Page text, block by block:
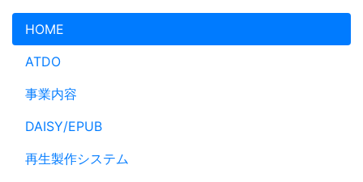
メインコンテンツへスキップ
HOME
ATDO
事業内容
DAISY/EPUB
再生製作システム